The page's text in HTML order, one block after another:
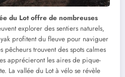
du Lot offre de nombreuses
explorer des sentiers naturels,
profitent du fleuve pour naviguer
pêcheurs trouvent des spots calmes
apprécieront les aires de pique-
La vallée du Lot à vélo se révèle